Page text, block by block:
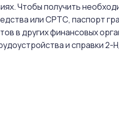
Чтобы получить
или СРТС, паспорт
в других финансовых
и справки